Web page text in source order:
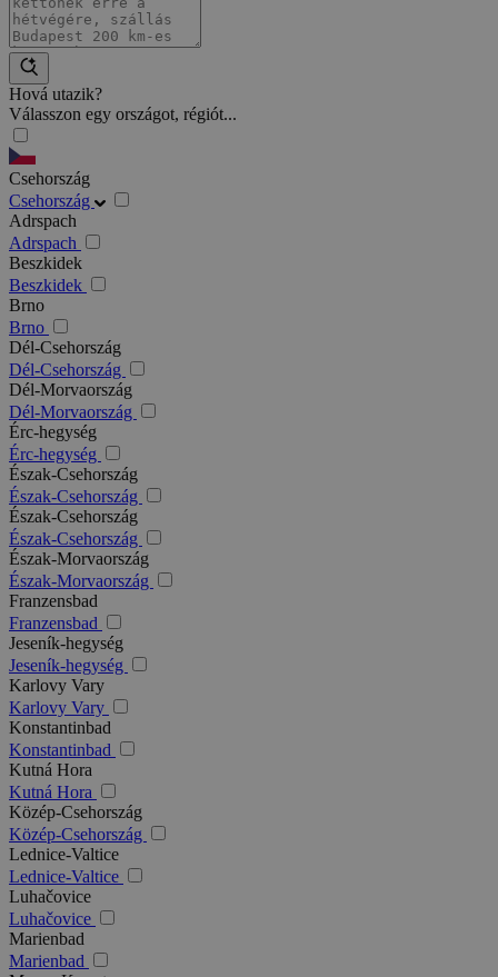
Hová utazik?
Válasszon egy országot, régiót...
Csehország
Csehország
Adrspach
Adrspach
Beszkidek
Beszkidek
Brno
Brno
Dél-Csehország
Dél-Csehország
Dél-Morvaország
Dél-Morvaország
Érc-hegység
Érc-hegység
Észak-Csehország
Észak-Csehország
Észak-Csehország
Észak-Csehország
Észak-Morvaország
Észak-Morvaország
Franzensbad
Franzensbad
Jeseník-hegység
Jeseník-hegység
Karlovy Vary
Karlovy Vary
Konstantinbad
Konstantinbad
Kutná Hora
Kutná Hora
Közép-Csehország
Közép-Csehország
Lednice-Valtice
Lednice-Valtice
Luhačovice
Luhačovice
Marienbad
Marienbad